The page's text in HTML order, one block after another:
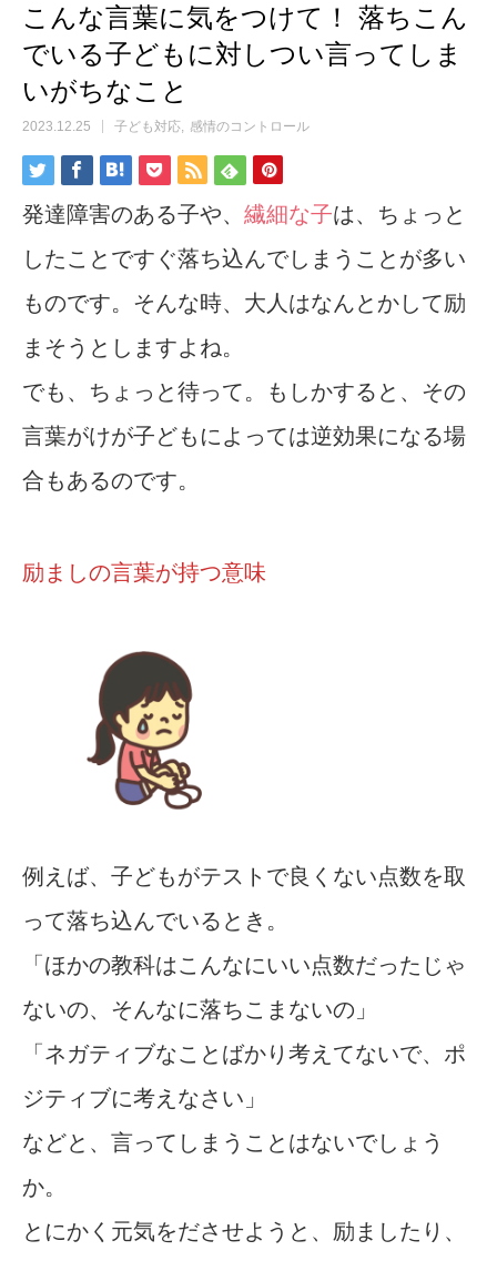
こんな言葉に気をつけて！ 落ちこん
でいる子どもに対しつい言ってしま
いがちなこと
2023.12.25 子ども対応 感情のコントロール
発達障害のある子や、 繊細な子は、ちょっと
したことですぐ落ち込んでしまうことが多い
ものです。そんな時、大人はなんとかして励
まそうとしますよね。
でも、ちょっと待って。もしかすると、その
言葉がけが子どもによっては逆効果になる場
合もあるのです。
励ましの言葉が持つ意味
例えば、子どもがテストで良くない点数を取
って落ち込んでいるとき。
「ほかの教科はこんなにいい点数だったじゃ
ないの、そんなに落ちこまないの」
「ネガティブなことばかり考えてないで、ポ
ジティブに考えなさい」
などと、言ってしまうことはないでしょう
か。
とにかく元気をださせようと、励ましたり、